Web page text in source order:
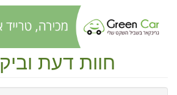
חוות דעת